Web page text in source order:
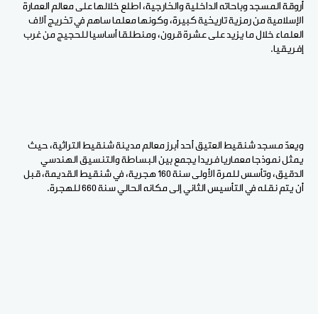
أروقة المسجد وباحاته الداخلية والخارجية، اطلع خلالها على معالم العمارة
الإسلامية من رمزية تاريخية كبيرة، وكونها معلما ساهم في تخريج آلاف
العلماء خلال ما يزيد على عشرة قرون، ومنطلقا أساسيا للحجيج من غرب
إفريقيا.
ويعدّ مسجد شنقيط العتيق أحد أبرز معالم مدينة شنقيط التراثية، حيث
يمثل نموذجا معماريا فريدا يجمع بين البساطة والتنسيق الهندسي
الدقيق، وتأسس للمرة الأولى سنة 160 هجرية، في شنقيط القديمة، قبل
أن يتم نقله في التأسيس الثاني إلى مكانه الحالي سنة 660 للهجرة.